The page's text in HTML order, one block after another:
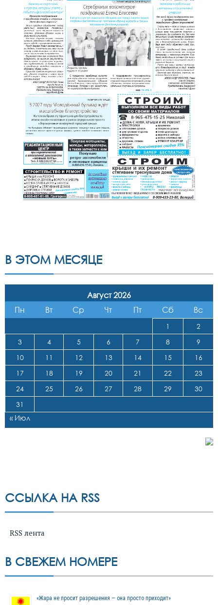
В ЭТОМ МЕСЯЦЕ
Август 2026
Пн
Вт Ср Чт Пт Сб Вс
1
2
3
4 5 6 7 8
9
10
11 12 13 14 15
16
17
18 19 20 21 22
23
24
25 26 27 28 29
30
31
« Июл
ССЫЛКА НА RSS
RSS лента
В СВЕЖЕМ НОМЕРЕ
«Жара не просит разрешения — она просто приходит»